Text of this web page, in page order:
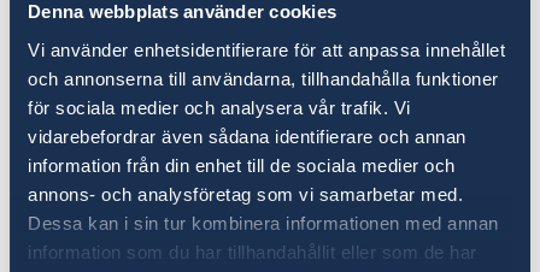
Denna webbplats använder cookies
Vi använder enhetsidentifierare för att anpassa innehållet
och annonserna till användarna, tillhandahålla funktioner
för sociala medier och analysera vår trafik. Vi
vidarebefordrar även sådana identifierare och annan
information från din enhet till de sociala medier och
annons- och analysföretag som vi samarbetar med.
Dessa kan i sin tur kombinera informationen med annan
information som du har tillhandahållit eller som de har
Migrationsverket. Läs mer information om att
behålla svenskt medborgarskap. Tänk på att
Migrationsverket kan ha långa
handläggningstider och du bör därför kontakta
dem i god tid.
6. Utländskt pass/ID-kort